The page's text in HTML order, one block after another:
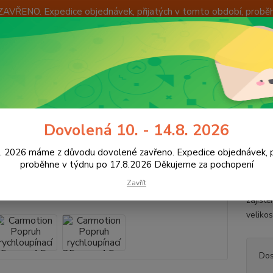
Expedice objednávek, přijatých v tomto období,
OKAMŽITÁ VÝMĚNA ZBOŽÍ
Hledat 8:00 -
Upevňovací technika Upevňovací pásy Carmotion Popruh
Popruh rychloupínací
Dovolená 10. - 14.8. 2026
2026 máme z důvodu dovolené zavřeno. Expedice
proběhne v týdnu po 17.8.2026 Děkujeme za pochopení
Zavřít